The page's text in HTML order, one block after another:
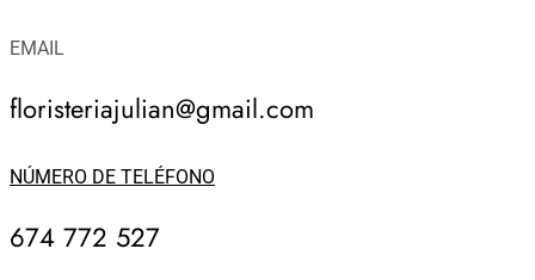
EMAIL
floristeriajulian@gmail.com
NÚMERO DE TELÉFONO
674 772 527